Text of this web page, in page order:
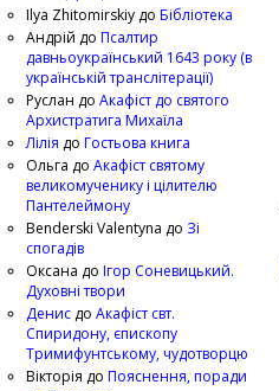
Ilya Zhitomirskiy до Бібліотека
Андрій до Псалтир
давньоукраїнський 1643 року (в
українській транслітерації)
Руслан до Акафіст до святого
Архистратига Михаїла
Лілія до Гостьова книга
Ольга до Акафіст святому
великомученику і цілителю
Пантелеймону
Benderski Valentyna до Зі
спогадів
Оксана до Ігор Соневицький.
Духовні твори
Денис до Акафіст свт.
Спиридону, єпископу
Тримифунтському, чудотворцю
Вікторія до Пояснення, поради